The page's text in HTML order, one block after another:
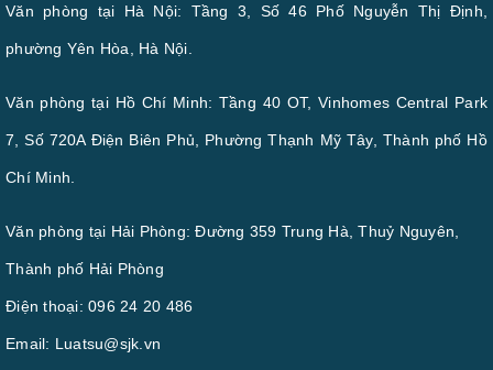
Văn phòng tại Hà Nội: Tầng 3, Số 46 Phố Nguyễn Thị Định,
phường Yên Hòa, Hà Nội.
Văn phòng tại Hồ Chí Minh: Tầng 40 OT, Vinhomes Central Park
7, Số 720A Điện Biên Phủ, Phường Thạnh Mỹ Tây, Thành phố Hồ
Chí Minh.
Văn phòng tại Hải Phòng: Đường 359 Trung Hà, Thuỷ Nguyên,
Thành phố Hải Phòng
Điện thoại: 096 24 20 486
Email: Luatsu@sjk.vn